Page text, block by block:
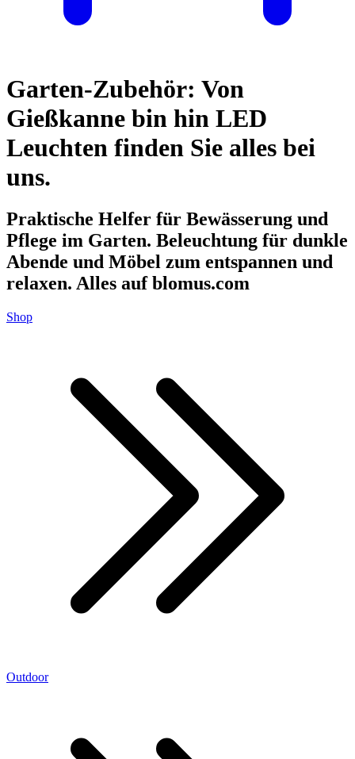
Garten-Zubehör: Von
Gießkanne bin hin LED
Leuchten finden Sie alles bei
uns.
Praktische Helfer für Bewässerung und
Pflege im Garten. Beleuchtung für dunkle
Abende und Möbel zum entspannen und
relaxen. Alles auf blomus.com
Shop
Outdoor